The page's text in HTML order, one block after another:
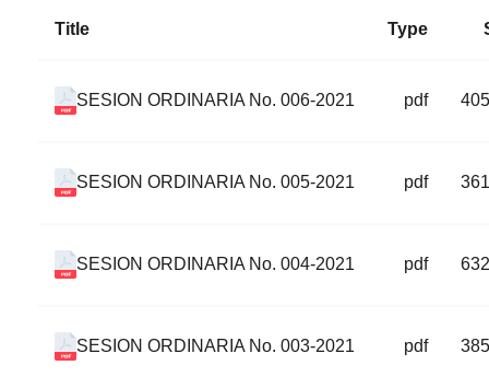
Title Type
SESION ORDINARIA No. 006-2021 pdf
SESION ORDINARIA No. 005-2021 pdf
SESION ORDINARIA No. 004-2021 pdf
SESION ORDINARIA No. 003-2021 pdf